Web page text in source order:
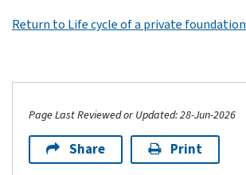
Return to Life cycle of a private foundation
Page Last Reviewed or Updated: 28-Jun-2026
Share Print